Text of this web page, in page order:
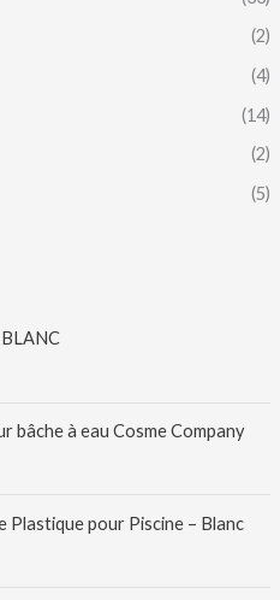
(2)
(4)
(14)
(2)
(5)
bâche à eau Cosme Company
Plastique pour Piscine – Blanc